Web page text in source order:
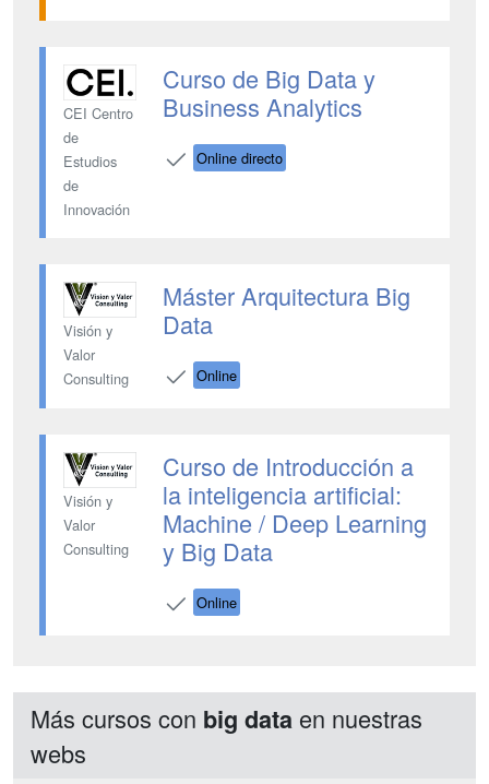
CEI Centro
de
Estudios
de
Innovación
Curso de Big Data y
Business Analytics
Online directo
Visión y
Valor
Consulting
Máster Arquitectura Big
Data
Online
Visión y
Valor
Consulting
Curso de Introducción a
la inteligencia artificial:
Machine / Deep Learning
y Big Data
Online
Más cursos con big data en nuestras
webs